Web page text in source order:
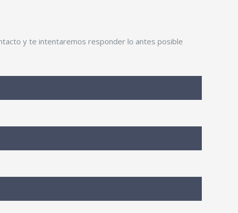
y te intentaremos responder lo antes posible